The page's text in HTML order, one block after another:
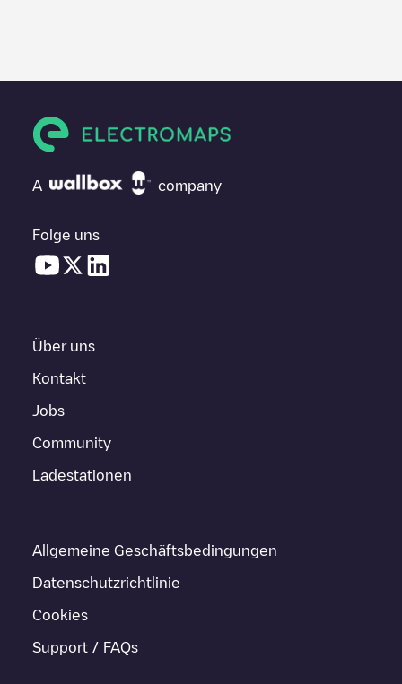
A company
Folge uns
Über uns
Kontakt
Jobs
Community
Ladestationen
Allgemeine Geschäftsbedingungen
Datenschutzrichtlinie
Cookies
Support / FAQs